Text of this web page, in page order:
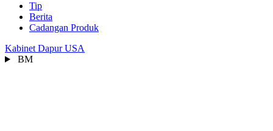
Tip
Berita
Cadangan Produk
Kabinet Dapur USA
BM